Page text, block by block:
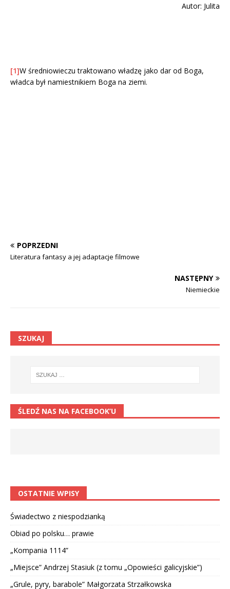
Autor: Julita
[1]W średniowieczu traktowano władzę jako dar od Boga,
władca był namiestnikiem Boga na ziemi.
POPRZEDNI
Literatura fantasy a jej adaptacje filmowe
NASTĘPNY
Niemieckie
SZUKAJ
ŚLEDŹ NAS NA FACEBOOK’U
OSTATNIE WPISY
Świadectwo z niespodzianką
Obiad po polsku… prawie
„Kompania 1114”
„Miejsce” Andrzej Stasiuk (z tomu „Opowieści galicyjskie”)
„Grule, pyry, barabole” Małgorzata Strzałkowska